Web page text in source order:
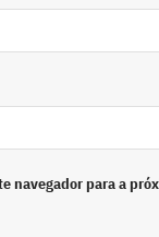
navegador para a